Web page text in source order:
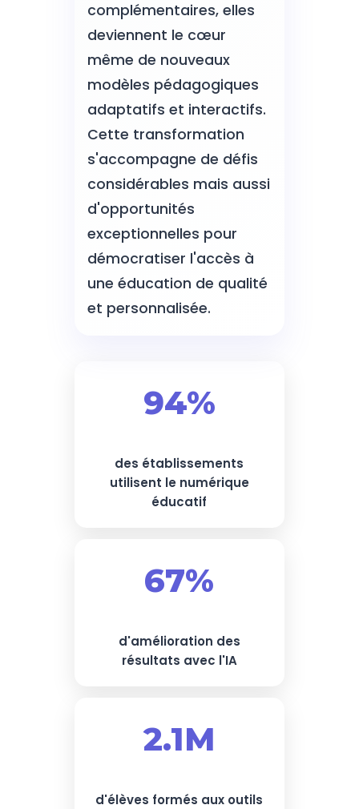
complémentaires, elles
deviennent le cœur
même de nouveaux
modèles pédagogiques
adaptatifs et interactifs.
Cette transformation
s'accompagne de défis
considérables mais aussi
d'opportunités
exceptionnelles pour
démocratiser l'accès à
une éducation de qualité
et personnalisée.
94%
des établissements
utilisent le numérique
éducatif
67%
d'amélioration des
résultats avec l'IA
2.1M
d'élèves formés aux outils